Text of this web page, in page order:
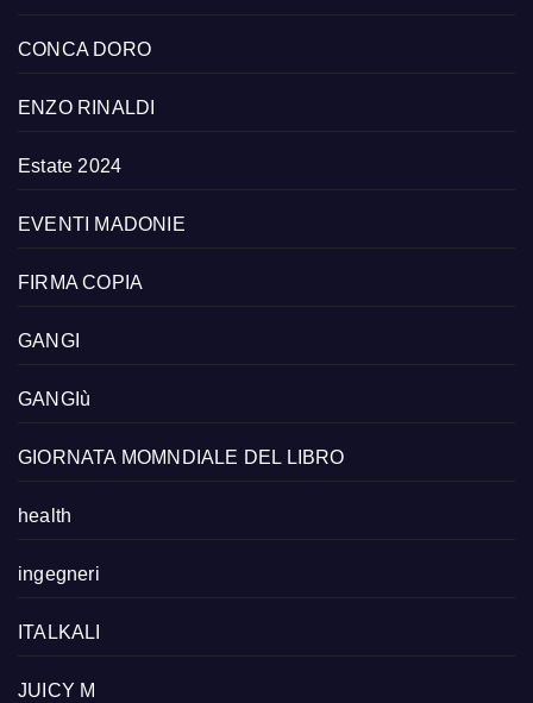
CONCA DORO
ENZO RINALDI
Estate 2024
EVENTI MADONIE
FIRMA COPIA
GANGI
GANGIù
GIORNATA MOMNDIALE DEL LIBRO
health
ingegneri
ITALKALI
JUICY M